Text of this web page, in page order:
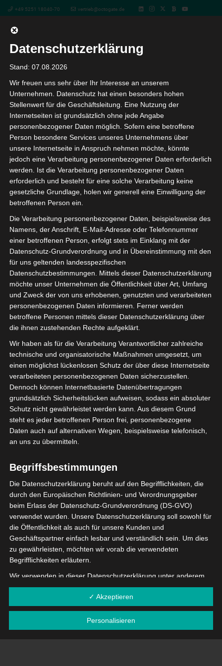
+49 5251 18040-70 vertrieb@octogate.de
OctoGate Advanced
Zertifizierung
« Alle Veranstaltungen
Diese Veranstaltung hat bereits stattgefunden.
OctoGate Advanced Zertifizierung
18. Juli 2023 9:00-16:00
Mit dieser Zertifizierung bietet OctoGate eine technische
Schulung für die Zertifizierung als „Advanced Certified
Engineer“. Die Zertifizierungsschulung ist Teil unseres
Fachhändler Partnerprogramms und richtet sich an
Techniker oder Mitarbeiter mit technischen
Grundkenntnissen. Diese Schulung berechtigt den
Fachhandelspartner, große Teile des Supportaufwandes
eigenständig zu erbringen und somit weitere Erlöse zu
generieren.
Die Schulung findet von 09:00 – 16:00 Uhr statt.
Folgende Themenschwerpunkte werden in dieser Zeit
erörtert:
– Vertriebs-/Produktschulung
– Inbetriebnahme von Firewall VM und Hardware
– Inbetriebnahme von WLAN Access Points
– Konfiguration der Netze
– Troubleshooting
Im Anschluss der Schulung erfolgt eine theoretische
Prüfung. Nach erfolgreichem Bestehen wird den
Teilnehmern das Advanced Certified Engineer Zertifikat
zugesendet. Das Zertifikat besitzt eine Gültigkeit von 24
Monaten.
Die Teilnahmegebühren belaufen sich auf
Anmeldung.
Den Link zu unserer Online-Schulung erhalten Sie mit
Datenschutzerklärung
Stand: 07.08.2026
Wir freuen uns sehr über Ihr Interesse an unserem
Unternehmen. Datenschutz hat einen besonders hohen
Stellenwert für die Geschäftsleitung. Eine Nutzung der
Internetseiten ist grundsätzlich ohne jede Angabe
personenbezogener Daten möglich. Sofern eine betroffene
Person besondere Services unseres Unternehmens über
unsere Internetseite in Anspruch nehmen möchte, könnte
jedoch eine Verarbeitung personenbezogener Daten erforderlich
werden. Ist die Verarbeitung personenbezogener Daten
erforderlich und besteht für eine solche Verarbeitung keine
gesetzliche Grundlage, holen wir generell eine Einwilligung der
betroffenen Person ein.
Die Verarbeitung personenbezogener Daten, beispielsweise des
Namens, der Anschrift, E-Mail-Adresse oder Telefonnummer
einer betroffenen Person, erfolgt stets im Einklang mit der
Datenschutz-Grundverordnung und in Übereinstimmung mit den
für uns geltenden landesspezifischen
Datenschutzbestimmungen. Mittels dieser Datenschutzerklärung
möchte unser Unternehmen die Öffentlichkeit über Art, Umfang
und Zweck der von uns erhobenen, genutzten und verarbeiteten
personenbezogenen Daten informieren. Ferner werden
betroffene Personen mittels dieser Datenschutzerklärung über
die ihnen zustehenden Rechte aufgeklärt.
Wir haben als für die Verarbeitung Verantwortlicher zahlreiche
technische und organisatorische Maßnahmen umgesetzt, um
einen möglichst lückenlosen Schutz der über diese Internetseite
verarbeiteten personenbezogenen Daten sicherzustellen.
Dennoch können Internetbasierte Datenübertragungen
grundsätzlich Sicherheitslücken aufweisen, sodass ein absoluter
Schutz nicht gewährleistet werden kann. Aus diesem Grund
steht es jeder betroffenen Person frei, personenbezogene
Daten auch auf alternativen Wegen, beispielsweise telefonisch,
an uns zu übermitteln.
Begriffsbestimmungen
Die Datenschutzerklärung beruht auf den Begrifflichkeiten, die
durch den Europäischen Richtlinien- und Verordnungsgeber
beim Erlass der Datenschutz-Grundverordnung (DS-GVO)
verwendet wurden. Unsere Datenschutzerklärung soll sowohl für
die Öffentlichkeit als auch für unsere Kunden und
Geschäftspartner einfach lesbar und verständlich sein. Um dies
zu gewährleisten, möchten wir vorab die verwendeten
Begrifflichkeiten erläutern.
Wir verwenden in dieser Datenschutzerklärung unter anderem
die folgenden Begriffe:
a) personenbezogene Daten
Personenbezogene Daten sind alle Informationen, die
sich auf eine identifizierte oder identifizierbare natürliche
✓ Akzeptieren
Personalisieren